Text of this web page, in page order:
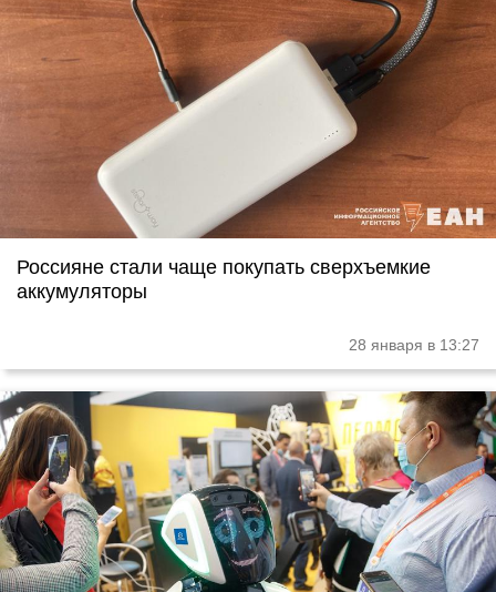
Россияне стали чаще покупать сверхъемкие
аккумуляторы
28 января в 13:27